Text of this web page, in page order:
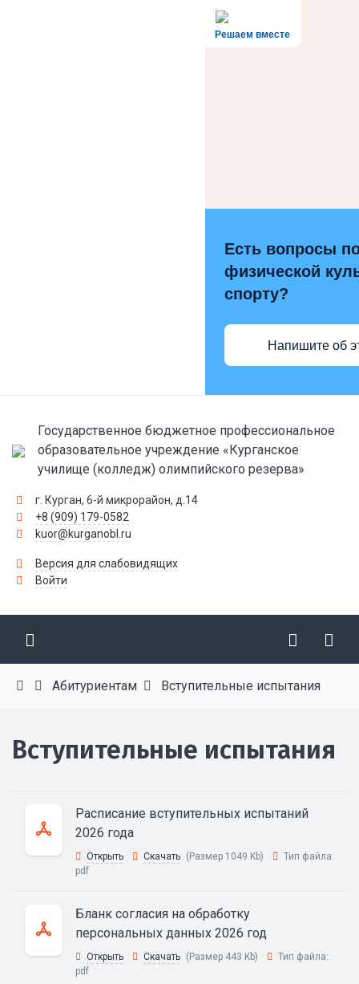
Решаем вместе
Есть вопросы
физической
спорту?
Напишите об
Государственное бюджетное профессиональное
образовательное учреждение «Курганское
училище (колледж) олимпийского резерва»
г. Курган, 6-й микрорайон, д.14
+8 (909) 179-0582
kuor@kurganobl.ru
Версия для слабовидящих
Войти
Абитуриентам Вступительные испытания
Вступительные испытания
Расписание вступительных испытаний
2026 года
Открыть Скачать (Размер 1049 Kb)
Тип файла:
pdf
Бланк согласия на обработку
персональных данных 2026 год
Открыть Скачать (Размер 443 Kb)
Тип файла:
pdf